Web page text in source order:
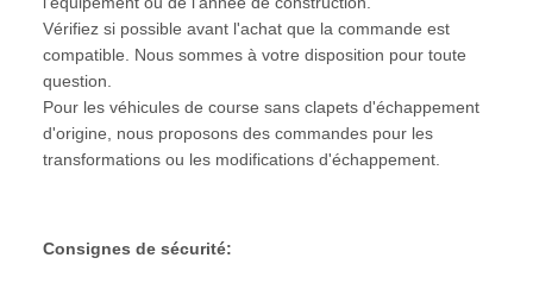
Vérifiez si possible avant l'achat que la commande est
compatible. Nous sommes à votre disposition pour toute
question.
Pour les véhicules de course sans clapets d'échappement
d'origine, nous proposons des commandes pour les
transformations ou les modifications d'échappement.
Consignes de sécurité: